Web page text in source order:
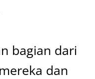
bagian dari
dan